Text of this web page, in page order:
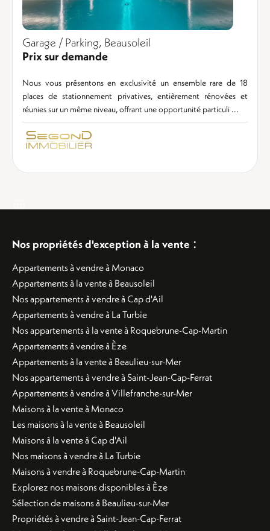
Garage / Parking, Beausoleil
Prix sur demande
Nous vous présentons en exclusivité un ensemble rare de 18
places de stationnement privatives, entièrement rénovées et
réunies sur un même niveau, offrant une opportunité particuli ...
Nos propriétés d'exception à la vente :
Appartements à vendre à Monaco
Appartements à la vente à Beausoleil
Nos appartements à vendre à Cap d'Ail
Appartements à vendre à La Turbie
Nos appartements à la vente à Roquebrune-Cap-Martin
Appartements à vendre à Èze
Appartements à la vente à Beaulieu-sur-Mer
Nos appartements à vendre à Saint-Jean-Cap-Ferrat
Appartements à vendre à Villefranche-sur-Mer
Maisons à la vente à Monaco
Les maisons à la vente à Beausoleil
Maisons à la vente à Cap d'Ail
Nos maisons à vendre à La Turbie
Maisons à vendre à Roquebrune-Cap-Martin
Explorez nos maisons disponibles à Èze
Sélection de maisons à Beaulieu-sur-Mer
Propriétés à vendre à Saint-Jean-Cap-Ferrat